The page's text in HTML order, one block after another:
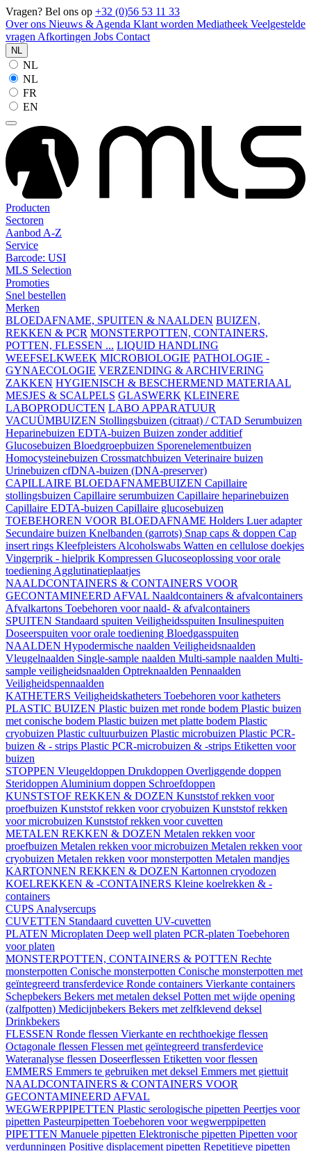
Vragen? Bel ons op +32 (0)56 53 11 33
Over ons Nieuws & Agenda Klant worden Mediatheek Veelgestelde
vragen Afkortingen Jobs Contact
NL
NL
NL
FR
EN
Producten
Sectoren
Aanbod A-Z
Service
Barcode: USI
MLS Selection
Promoties
Snel bestellen
Merken
BLOEDAFNAME, SPUITEN & NAALDEN BUIZEN,
REKKEN & PCR MONSTERPOTTEN, CONTAINERS,
POTTEN, FLESSEN ... LIQUID HANDLING
WEEFSELKWEEK MICROBIOLOGIE PATHOLOGIE -
GYNAECOLOGIE VERZENDING & ARCHIVERING
ZAKKEN HYGIENISCH & BESCHERMEND MATERIAAL
MESJES & SCALPELS GLASWERK KLEINERE
LABOPRODUCTEN LABO APPARATUUR
VACUÜMBUIZEN Stollingsbuizen (citraat) / CTAD Serumbuizen
Heparinebuizen EDTA-buizen Buizen zonder additief
Glucosebuizen Bloedgroepbuizen Sporenelementbuizen
Homocysteinebuizen Crossmatchbuizen Veterinaire buizen
Urinebuizen cfDNA-buizen (DNA-preserver)
CAPILLAIRE BLOEDAFNAMEBUIZEN Capillaire
stollingsbuizen Capillaire serumbuizen Capillaire heparinebuizen
Capillaire EDTA-buizen Capillaire glucosebuizen
TOEBEHOREN VOOR BLOEDAFNAME Holders Luer adapter
Secundaire buizen Knelbanden (garrots) Snap caps & doppen Cap
insert rings Kleefpleisters Alcoholswabs Watten en cellulose doekjes
Vingerprik - hielprik Kompressen Glucoseoplossing voor orale
toediening Agglutinatieplaatjes
NAALDCONTAINERS & CONTAINERS VOOR
GECONTAMINEERD AFVAL Naaldcontainers & afvalcontainers
Afvalkartons Toebehoren voor naald- & afvalcontainers
SPUITEN Standaard spuiten Veiligheidsspuiten Insulinespuiten
Doseerspuiten voor orale toediening Bloedgasspuiten
NAALDEN Hypodermische naalden Veiligheidsnaalden
Vleugelnaalden Single-sample naalden Multi-sample naalden Multi-
sample veiligheidsnaalden Optreknaalden Pennaalden
Veiligheidspennaalden
KATHETERS Veiligheidskatheters Toebehoren voor katheters
PLASTIC BUIZEN Plastic buizen met ronde bodem Plastic buizen
met conische bodem Plastic buizen met platte bodem Plastic
cryobuizen Plastic cultuurbuizen Plastic microbuizen Plastic PCR-
buizen & - strips Plastic PCR-microbuizen & -strips Etiketten voor
buizen
STOPPEN Vleugeldoppen Drukdoppen Overliggende doppen
Steridoppen Aluminium doppen Schroefdoppen
KUNSTSTOF REKKEN & DOZEN Kunststof rekken voor
proefbuizen Kunststof rekken voor cryobuizen Kunststof rekken
voor microbuizen Kunststof rekken voor cuvetten
METALEN REKKEN & DOZEN Metalen rekken voor
proefbuizen Metalen rekken voor microbuizen Metalen rekken voor
cryobuizen Metalen rekken voor monsterpotten Metalen mandjes
KARTONNEN REKKEN & DOZEN Kartonnen cryodozen
KOELREKKEN & -CONTAINERS Kleine koelrekken & -
containers
CUPS Analysercups
CUVETTEN Standaard cuvetten UV-cuvetten
PLATEN Microplaten Deep well platen PCR-platen Toebehoren
voor platen
MONSTERPOTTEN, CONTAINERS & POTTEN Rechte
monsterpotten Conische monsterpotten Conische monsterpotten met
geïntegreerd transferdevice Ronde containers Vierkante containers
Schepbekers Bekers met metalen deksel Potten met wijde opening
(zalfpotten) Medicijnbekers Bekers met zelfklevend deksel
Drinkbekers
FLESSEN Ronde flessen Vierkante en rechthoekige flessen
Octagonale flessen Flessen met geïntegreerd transferdevice
Wateranalyse flessen Doseerflessen Etiketten voor flessen
EMMERS Emmers te gebruiken met deksel Emmers met giettuit
NAALDCONTAINERS & CONTAINERS VOOR
GECONTAMINEERD AFVAL
WEGWERPPIPETTEN Plastic serologische pipetten Peertjes voor
pipetten Pasteurpipetten Toebehoren voor wegwerppipetten
PIPETTEN Manuele pipetten Elektronische pipetten Pipetten voor
verdunningen Positive displacement pipetten Repetitieve pipetten